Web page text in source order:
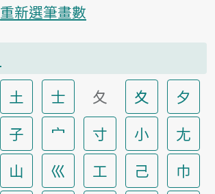
重新選筆畫數
土 士 夂 夊
夕
子 宀 寸 小
尢
山 巛 工 己
巾